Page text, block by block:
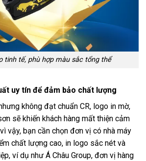
tinh tế, phù hợp màu sắc tổng thể
uy tín để đảm bảo chất lượng
không đạt chuẩn CR, logo in mờ,
sẽ khiến khách hàng mất thiện cảm
vậy, bạn cần chọn đơn vị có nhà máy
chất lượng cao, in logo sắc nét và
ví dụ như Á Châu Group, đơn vị hàng